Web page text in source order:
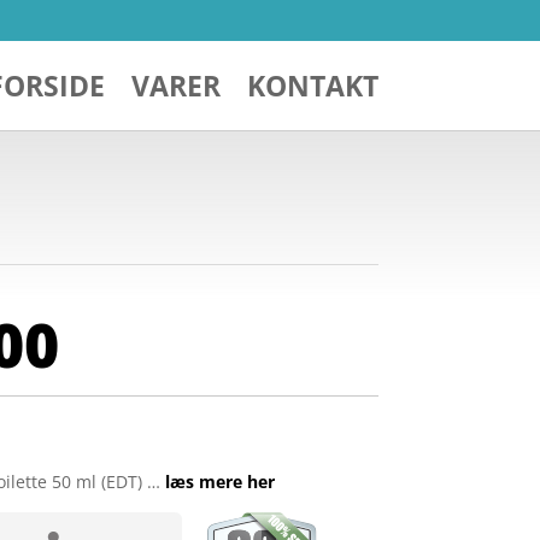
VARER KONTAKT
50 ml (EDT) … læs mere her